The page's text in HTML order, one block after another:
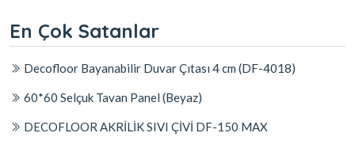
En Çok Satanlar
Decofloor Bayanabilir Duvar Çıtası 4 cm (DF-4018)
60*60 Selçuk Tavan Panel (Beyaz)
DECOFLOOR AKRİLİK SIVI ÇİVİ DF-150 MAX